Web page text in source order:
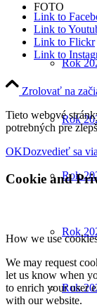
FOTO
Rok
Rok
Rok
Rok
Rok
Link to
Link to
Link to Flickr
Link to
Zrolovať na
Tieto webové
potrebných pre
OKDozvedieť sa
Cookie and
How we use
We may request
let us know when
to enrich your user
with our website.